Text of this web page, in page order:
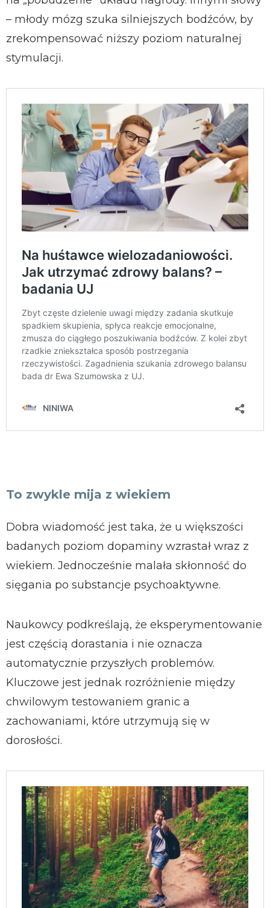
– młody mózg szuka silniejszych bodźców, by
zrekompensować niższy poziom naturalnej
stymulacji.
To zwykle mija z wiekiem
Dobra wiadomość jest taka, że u większości
badanych poziom dopaminy wzrastał wraz z
wiekiem. Jednocześnie malała skłonność do
sięgania po substancje psychoaktywne.
Naukowcy podkreślają, że eksperymentowanie
jest częścią dorastania i nie oznacza
automatycznie przyszłych problemów.
Kluczowe jest jednak rozróżnienie między
chwilowym testowaniem granic a
zachowaniami, które utrzymują się w
dorosłości.